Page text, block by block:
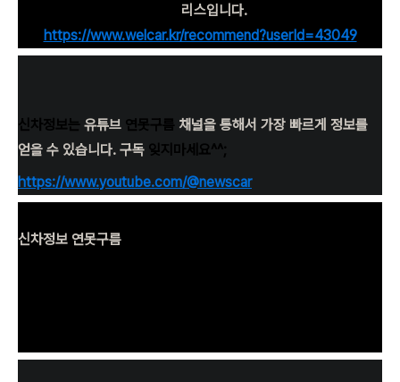
리스입니다.
https://www.welcar.kr/recommend?userId=43049
신차정보는 유튜브 연못구름 채널을 통해서 가장 빠르게 정보를
얻을 수 있습니다. 구독 잊지마세요^^;
https://www.youtube.com/@newscar
신차정보 연못구름